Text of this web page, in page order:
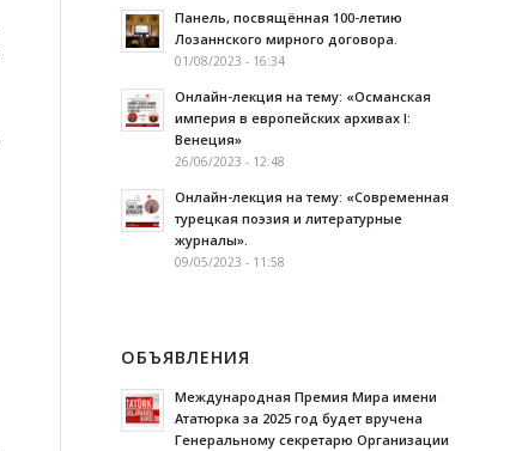
Панель, посвящённая 100-летию
Лозаннского мирного договора.
01/08/2023 - 16:34
Онлайн-лекция на тему: «Османская
империя в европейских архивах I:
Венеция»
26/06/2023 - 12:48
Онлайн-лекция на тему: «Современная
турецкая поэзия и литературные
журналы».
09/05/2023 - 11:58
ОБЪЯВЛЕНИЯ
Международная Премия Мира имени
Ататюрка за 2025 год будет вручена
Генеральному секретарю Организации